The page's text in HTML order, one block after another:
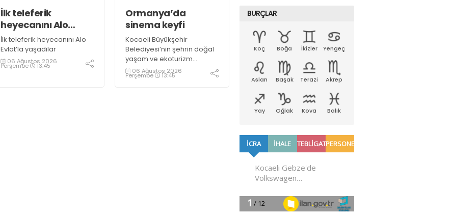
İlk teleferik
heyecanını Alo
Evlat’la yaşadılar
İlk teleferik heyecanını Alo
Evlat’la yaşadılar
06 Ağustos 2026
Perşembe 13:45
Ormanya’da
sinema keyfi
Kocaeli Büyükşehir
Belediyesi’nin şehrin doğal
yaşam ve ekoturizm
merkezi Ormanya’da
düzenlediği “Gece
06 Ağustos 2026
Perşembe 13:45
BURÇLAR
Koç Boğa İkizler Yengeç
Aslan Başak Terazi Akrep
Yay Oğlak Kova Balık